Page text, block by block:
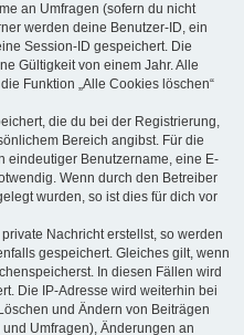
an Umfragen (sofern du nicht
werden deine Benutzer-ID, ein
Session-ID gespeichert. Die
Gültigkeit von einem Jahr. Alle
Funktion „Alle Cookies löschen“
die du bei der Registrierung,
Bereich angibst. Für die
eindeutiger Benutzername, eine E-
Wenn durch den Betreiber
wurden, so ist dies für dich vor
Nachricht erstellst, so werden
gespeichert. Gleiches gilt, wenn
In diesen Fällen wird
Die IP-Adresse wird weiterhin bei
und Ändern von Beiträgen
Umfragen), Änderungen an